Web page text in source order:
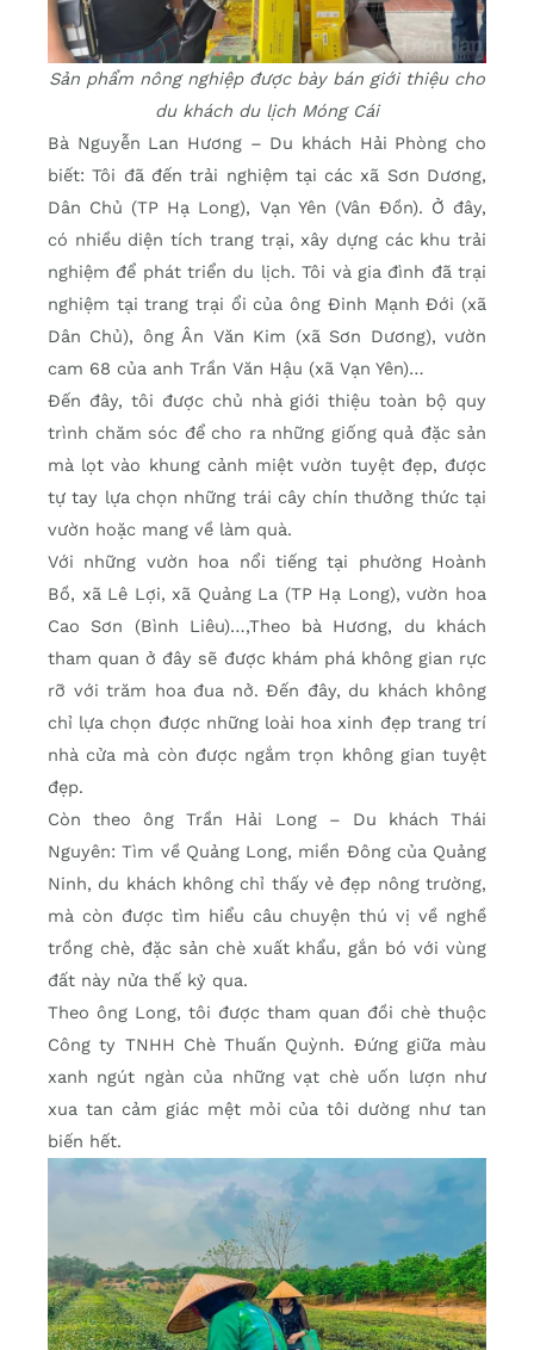
Sản phẩm nông nghiệp được bày bán giới thiệu cho
du khách du lịch Móng Cái
Bà Nguyễn Lan Hương – Du khách Hải Phòng cho
biết: Tôi đã đến trải nghiệm tại các xã Sơn Dương,
Dân Chủ (TP Hạ Long), Vạn Yên (Vân Đồn). Ở đây,
có nhiều diện tích trang trại, xây dựng các khu trải
nghiệm để phát triển du lịch. Tôi và gia đình đã trại
nghiệm tại trang trại ổi của ông Đinh Mạnh Đới (xã
Dân Chủ), ông Ân Văn Kim (xã Sơn Dương), vườn
cam 68 của anh Trần Văn Hậu (xã Vạn Yên)…
Đến đây, tôi được chủ nhà giới thiệu toàn bộ quy
trình chăm sóc để cho ra những giống quả đặc sản
mà lọt vào khung cảnh miệt vườn tuyệt đẹp, được
tự tay lựa chọn những trái cây chín thưởng thức tại
vườn hoặc mang về làm quà.
Với những vườn hoa nổi tiếng tại phường Hoành
Bồ, xã Lê Lợi, xã Quảng La (TP Hạ Long), vườn hoa
Cao Sơn (Bình Liêu)…,Theo bà Hương, du khách
tham quan ở đây sẽ được khám phá không gian rực
rỡ với trăm hoa đua nở. Đến đây, du khách không
chỉ lựa chọn được những loài hoa xinh đẹp trang trí
nhà cửa mà còn được ngắm trọn không gian tuyệt
đẹp.
Còn theo ông Trần Hải Long – Du khách Thái
Nguyên: Tìm về Quảng Long, miền Đông của Quảng
Ninh, du khách không chỉ thấy vẻ đẹp nông trường,
mà còn được tìm hiểu câu chuyện thú vị về nghề
trồng chè, đặc sản chè xuất khẩu, gắn bó với vùng
đất này nửa thế kỷ qua.
Theo ông Long, tôi được tham quan đồi chè thuộc
Công ty TNHH Chè Thuấn Quỳnh. Đứng giữa màu
xanh ngút ngàn của những vạt chè uốn lượn như
xua tan cảm giác mệt mỏi của tôi dường như tan
biến hết.